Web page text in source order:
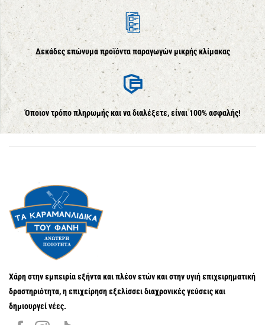
Δεκάδες επώνυμα προϊόντα παραγωγών μικρής κλίμακας
Όποιον τρόπο πληρωμής και να διαλέξετε, είναι 100% ασφαλής!
Χάρη στην εμπειρία εξήντα και πλέον ετών και στην υγιή επιχειρηματική
δραστηριότητα, η επιχείρηση εξελίσσει διαχρονικές γεύσεις και
δημιουργεί νέες.